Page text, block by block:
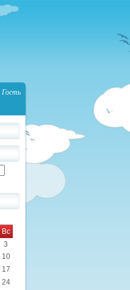
Гость
Вс
3
10
17
24